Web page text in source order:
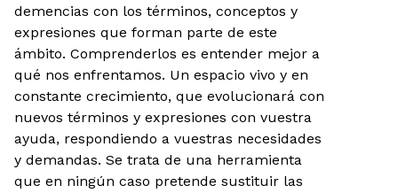
demencias con los términos, conceptos y
expresiones que forman parte de este
ámbito. Comprenderlos es entender mejor a
qué nos enfrentamos. Un espacio vivo y en
constante crecimiento, que evolucionará con
nuevos términos y expresiones con vuestra
ayuda, respondiendo a vuestras necesidades
y demandas. Se trata de una herramienta
que en ningún caso pretende sustituir las